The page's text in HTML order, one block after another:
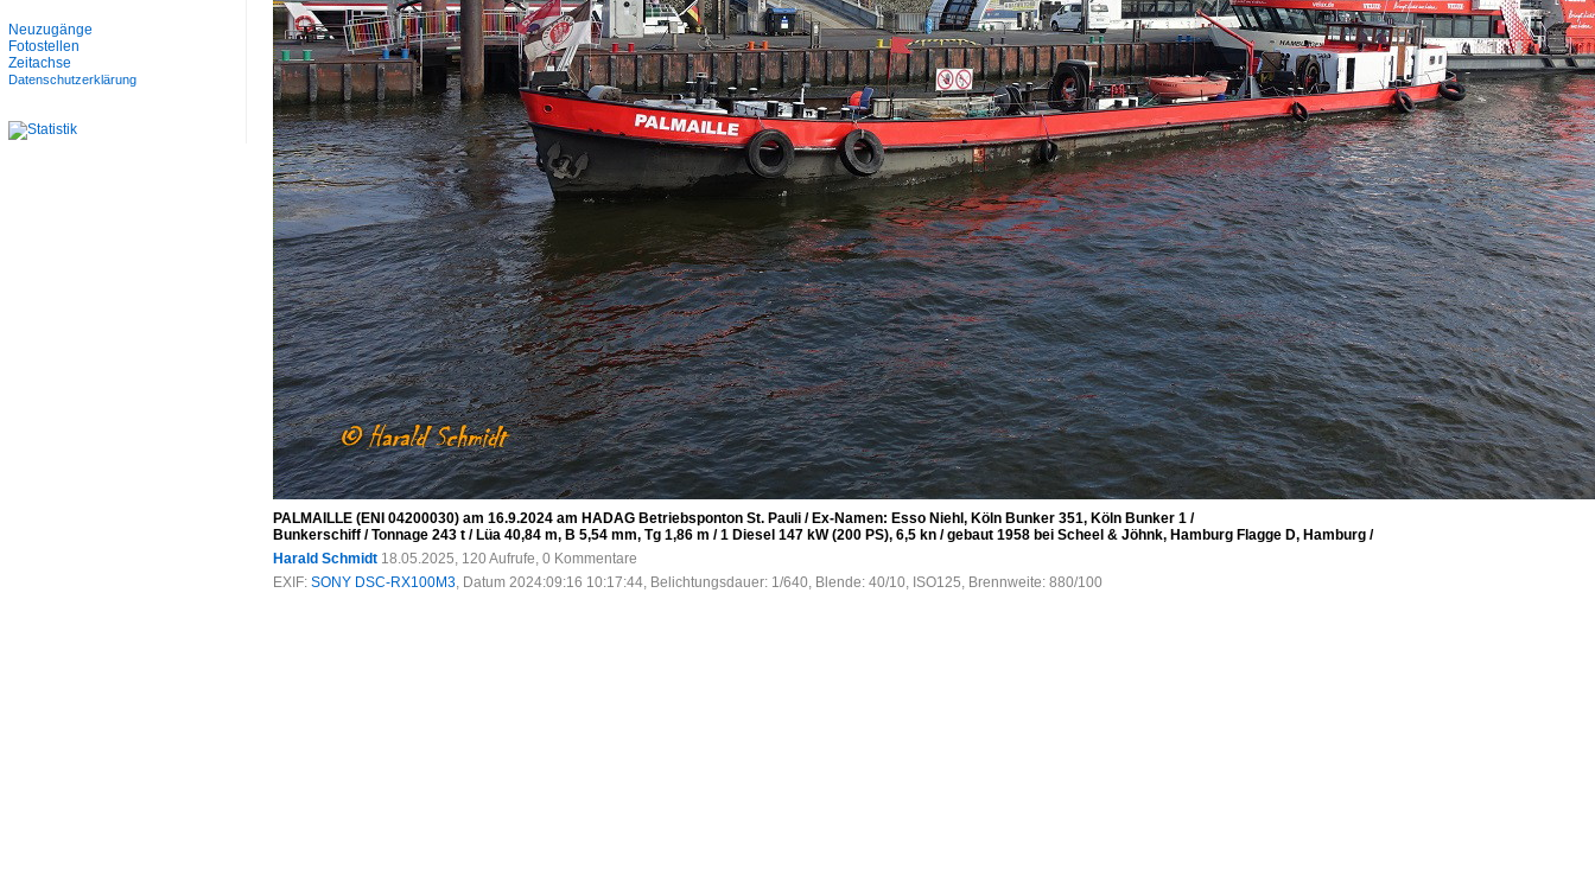
PALMAILLE (ENI 04200030) am 16.9.2024 am HADAG Betriebsponton St. Pauli / Ex-Namen: Esso Niehl, Köln Bunker 351, Köln Bunker 1 /
Bunkerschiff / Tonnage 243 t / Lüa 40,84 m, B 5,54 mm, Tg 1,86 m / 1 Diesel 147 kW (200 PS), 6,5 kn / gebaut 1958 bei Scheel & Jöhnk, Hamburg Flagge D, Hamburg /
Harald Schmidt 18.05.2025, 120 Aufrufe, 0 Kommentare
EXIF: SONY DSC-RX100M3, Datum 2024:09:16 10:17:44, Belichtungsdauer: 1/640, Blende: 40/10, ISO125, Brennweite: 880/100
Neuzugänge
Fotostellen
Zeitachse
Datenschutzerklärung